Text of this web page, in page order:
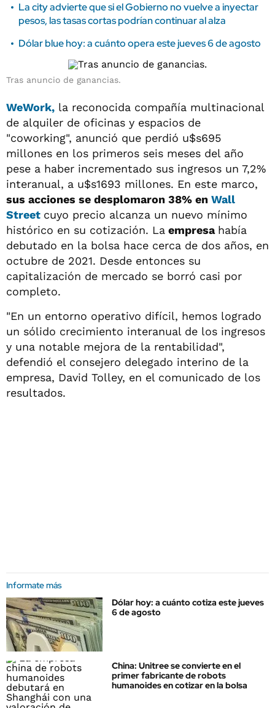
La city advierte que si el Gobierno no vuelve a inyectar
pesos, las tasas cortas podrían continuar al alza
Dólar blue hoy: a cuánto opera este jueves 6 de agosto
Tras anuncio de ganancias.
WeWork, la reconocida compañía multinacional
de alquiler de oficinas y espacios de
"coworking", anunció que perdió u$s695
millones en los primeros seis meses del año
pese a haber incrementado sus ingresos un 7,2%
interanual, a u$s1693 millones. En este marco,
sus acciones se desplomaron 38% en Wall
Street cuyo precio alcanza un nuevo mínimo
histórico en su cotización. La empresa había
debutado en la bolsa hace cerca de dos años, en
octubre de 2021. Desde entonces su
capitalización de mercado se borró casi por
completo.
"En un entorno operativo difícil, hemos logrado
un sólido crecimiento interanual de los ingresos
y una notable mejora de la rentabilidad",
defendió el consejero delegado interino de la
empresa, David Tolley, en el comunicado de los
resultados.
Informate más
Dólar hoy: a cuánto cotiza este jueves
6 de agosto
China: Unitree se convierte en el
primer fabricante de robots
humanoides en cotizar en la bolsa